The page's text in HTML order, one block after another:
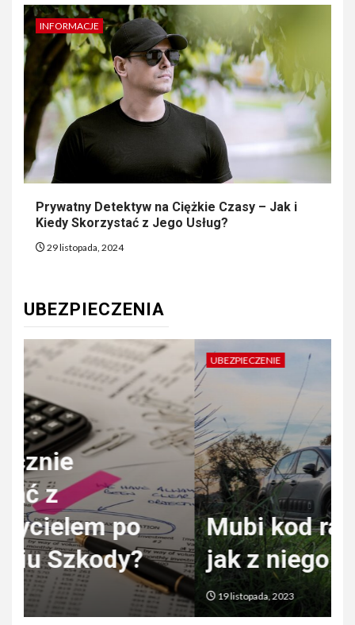
INFORMACJE
Prywatny Detektyw na Ciężkie Czasy – Jak i
Kiedy Skorzystać z Jego Usług?
29 listopada, 2024
UBEZPIECZENIA
UBEZPIECZENIE
Mubi kod rabatowy –
jak z niego korzystać?
19 listopada, 2023